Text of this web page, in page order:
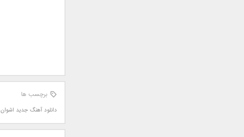
برچسب ها
دانلود آهنگ جدید اشوان